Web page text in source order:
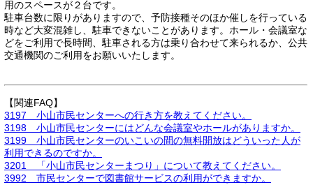
用のスペースが２台です。
駐車台数に限りがありますので、予防接種そのほか催しを行っている
時など大変混雑し、駐車できないことがあります。ホール・会議室な
どをご利用で長時間、駐車される方は乗り合わせて来られるか、公共
交通機関のご利用をお願いいたします。
【関連FAQ】
3197 小山市民センターへの行き方を教えてください。
3198 小山市民センターにはどんな会議室やホールがありますか。
3199 小山市民センターのいこいの間の無料開放はどういった人が
利用できるのですか。
3201 「小山市民センターまつり」について教えてください。
3992 市民センターで図書館サービスの利用ができますか。